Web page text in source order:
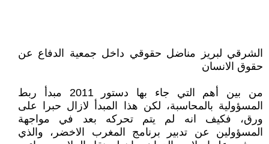
الشرقي لبريز مناضل حقوقي داخل جمعية الدفاع عن
حقوق الانسان
من بين أهم التي جاء بها دستور 2011 مبدأ ربط
المسؤولية بالمحاسبة، لكن هذا المبدأ لازال حبرا على
ورق، فكيف انه لم يتم تحركه بعد في مواجهة
المسؤولين عن تدبير برنامج المغرب الاخضر، والذي